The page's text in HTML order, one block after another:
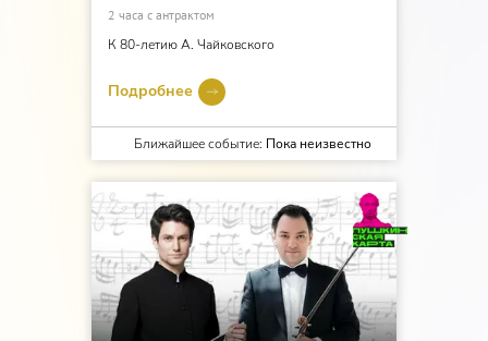
2 часа с антрактом
К 80-летию А. Чайковского
Подробнее
Ближайшее событие: Пока неизвестно